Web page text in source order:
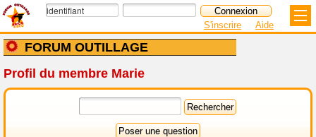
FORUM OUTILLAGE
S'inscrire Aide
Profil du membre Marie